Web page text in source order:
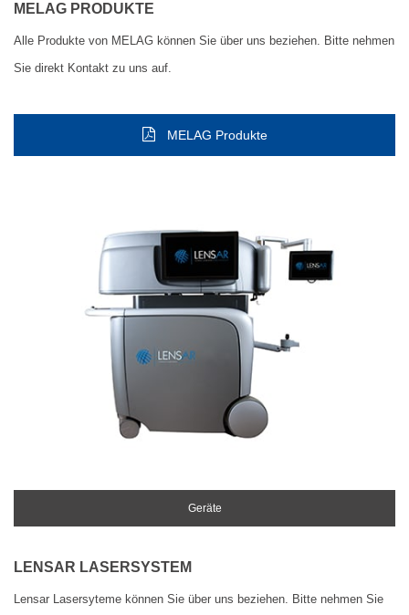
MELAG PRODUKTE
Alle Produkte von MELAG können Sie über uns beziehen. Bitte nehmen
Sie direkt Kontakt zu uns auf.
MELAG Produkte
Geräte
LENSAR LASERSYSTEM
Lensar Lasersyteme können Sie über uns beziehen. Bitte nehmen Sie